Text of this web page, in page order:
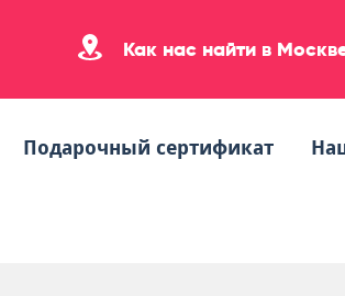
Как нас найти в
Подарочный сертификат